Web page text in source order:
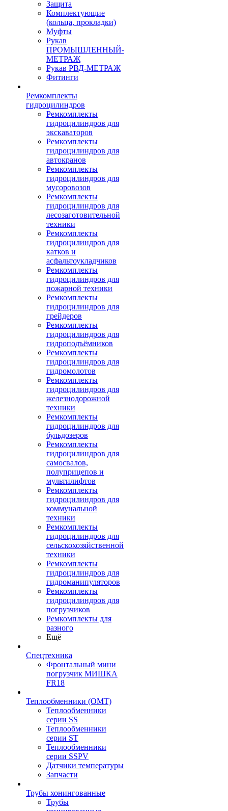
Защита
Комплектующие
(кольца, прокладки)
Муфты
Рукав
ПРОМЫШЛЕННЫЙ-
МЕТРАЖ
Рукав РВД-МЕТРАЖ
Фитинги
Ремкомплекты
гидроцилиндров
Ремкомплекты
гидроцилиндров для
экскаваторов
Ремкомплекты
гидроцилиндров для
автокранов
Ремкомплекты
гидроцилиндров для
мусоровозов
Ремкомплекты
гидроцилиндров для
лесозаготовительной
техники
Ремкомплекты
гидроцилиндров для
катков и
асфальтоукладчиков
Ремкомплекты
гидроцилиндров для
пожарной техники
Ремкомплекты
гидроцилиндров для
грейдеров
Ремкомплекты
гидроцилиндров для
гидроподъёмников
Ремкомплекты
гидроцилиндров для
гидромолотов
Ремкомплекты
гидроцилиндров для
железнодорожной
техники
Ремкомплекты
гидроцилиндров для
бульдозеров
Ремкомплекты
гидроцилиндров для
самосвалов,
полуприцепов и
мультилифтов
Ремкомплекты
гидроцилиндров для
коммунальной
техники
Ремкомплекты
гидроцилиндров для
сельскохозяйственной
техники
Ремкомплекты
гидроцилиндров для
гидроманипуляторов
Ремкомплекты
гидроцилиндров для
погрузчиков
Ремкомплекты для
разного
Ещё
Спецтехника
Фронтальный мини
погрузчик МИШКА
FR18
Теплообменники (OMT)
Теплообменники
серии SS
Теплообменники
серии ST
Теплообменники
серии SSPV
Датчики температуры
Запчасти
Трубы хонингованные
Трубы